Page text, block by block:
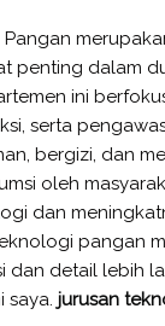
penting dalam
ini
serta
bergizi, dan
oleh
dan
pangan
dan detail lebih
saya. jurusan